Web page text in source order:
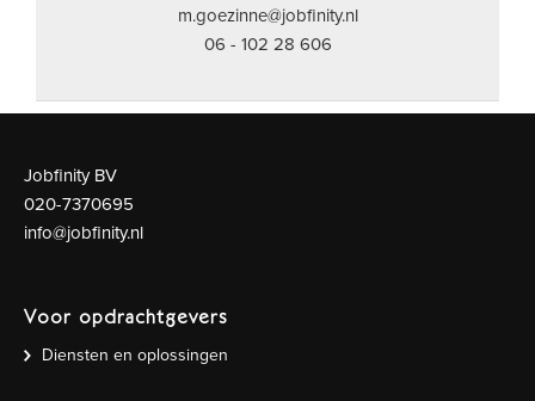
m.goezinne@jobfinity.nl
06 - 102 28 606
Jobfinity BV
020-7370695
info@jobfinity.nl
Voor opdrachtgevers
Diensten en oplossingen